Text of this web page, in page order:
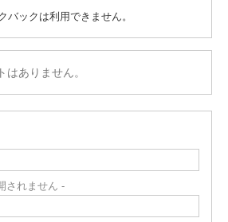
バックは利用できません。
はありません。
されません -